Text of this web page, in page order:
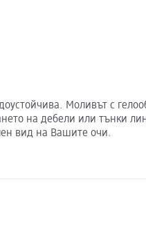
Моливът с
на дебели или тънки
вид на Вашите очи.